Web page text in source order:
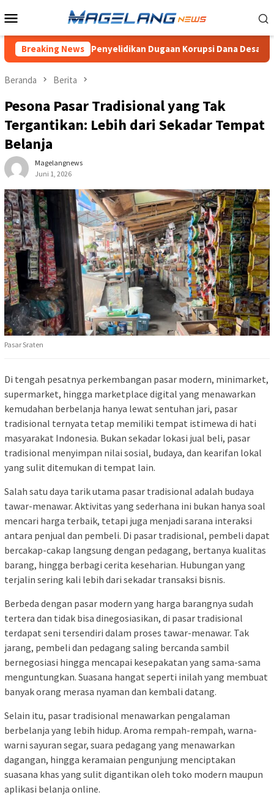
ke
Mobile
Breaking News
Penyelidikan Dugaan Korupsi Dana Desa Wonogiri
Beranda Berita
Pesona Pasar Tradisional yang Tak
Tergantikan: Lebih dari Sekadar Tempat
Belanja
Magelangnews
Juni 1, 2026
Pasar Sraten
Di tengah pesatnya perkembangan pasar modern, minimarket,
supermarket, hingga marketplace digital yang menawarkan
kemudahan berbelanja hanya lewat sentuhan jari, pasar
tradisional ternyata tetap memiliki tempat istimewa di hati
masyarakat Indonesia. Bukan sekadar lokasi jual beli, pasar
tradisional menyimpan nilai sosial, budaya, dan kearifan lokal
yang sulit ditemukan di tempat lain.
Salah satu daya tarik utama pasar tradisional adalah budaya
tawar-menawar. Aktivitas yang sederhana ini bukan hanya soal
mencari harga terbaik, tetapi juga menjadi sarana interaksi
antara penjual dan pembeli. Di pasar tradisional, pembeli dapat
bercakap-cakap langsung dengan pedagang, bertanya kualitas
barang, hingga berbagi cerita keseharian. Hubungan yang
terjalin sering kali lebih dari sekadar transaksi bisnis.
Berbeda dengan pasar modern yang harga barangnya sudah
tertera dan tidak bisa dinegosiasikan, di pasar tradisional
terdapat seni tersendiri dalam proses tawar-menawar. Tak
jarang, pembeli dan pedagang saling bercanda sambil
bernegosiasi hingga mencapai kesepakatan yang sama-sama
menguntungkan. Suasana hangat seperti inilah yang membuat
banyak orang merasa nyaman dan kembali datang.
Selain itu, pasar tradisional menawarkan pengalaman
berbelanja yang lebih hidup. Aroma rempah-rempah, warna-
warni sayuran segar, suara pedagang yang menawarkan
dagangan, hingga keramaian pengunjung menciptakan
suasana khas yang sulit digantikan oleh toko modern maupun
aplikasi belanja online.